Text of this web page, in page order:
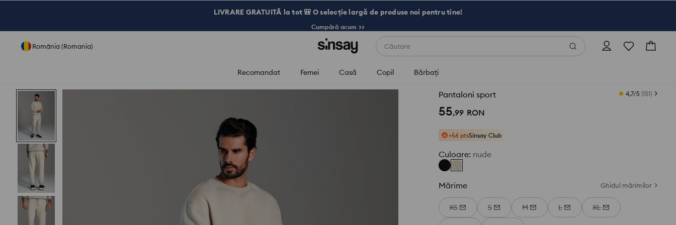
LIVRARE GRATUITĂ la tot 🎒 O selecție largă de produse noi pentru tine!
Cumpără acum >>
România (Romania) Căutare
Recomandat Femei Casă Copil Bărbaţi
Pantaloni sport 4,7/5 (151)
55,99 RON
+56 ptsSinsay Club
Culoare: nude
Mărime Ghidul mărimilor
XS S M L XL